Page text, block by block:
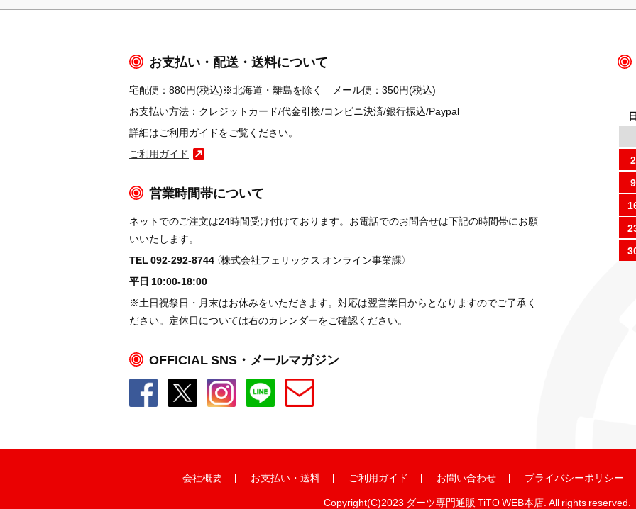
お支払い・配送・送料について
宅配便：880円(税込)※北海道・離島を除く メール便：350円(税込)
お支払い方法：クレジットカード/代金引換/コンビニ決済/銀行振込/Paypal
詳細はご利用ガイドをご覧ください。
ご利用ガイド
営業時間帯について
ネットでのご注文は24時間受け付けております。お電話でのお問合せは下記の時間帯にお願
いいたします。
TEL 092-292-8744 （株式会社フェリックス オンライン事業課）
平日 10:00-18:00
※土日祝祭日・月末はお休みをいただきます。対応は翌営業日からとなりますのでご了承く
ださい。定休日については右のカレンダーをご確認ください。
OFFICIAL SNS・メールマガジン
2
9
会社概要 お支払い ・ 送料 ご利用ガイド お問い合わせ
プライバシーポリシー
Copyright(C)2023 ダーツ専門通販 TiTO WEB本店. All rights reserved.